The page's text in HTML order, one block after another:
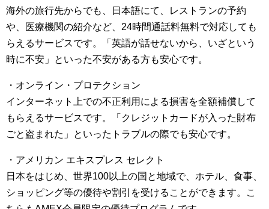
海外の旅行先からでも、日本語にて、レストランの予約
や、医療機関の紹介など、24時間通話料無料で対応しても
らえるサービスです。「英語が話せないから、いざという
時に不安」といった不安がある方も安心です。
・オンライン・プロテクション
インターネット上での不正利用による損害を全額補償して
もらえるサービスです。「クレジットカードが入った財布
ごと盗まれた」といったトラブルの際でも安心です。
・アメリカン エキスプレス セレクト
日本をはじめ、世界100以上の国と地域で、ホテル、食事、
ショッピング等の優待や割引を受けることができます。こ